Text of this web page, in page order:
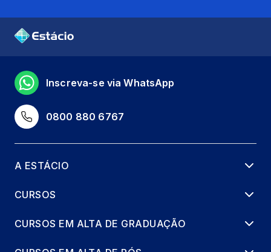
0800 880 6767
Inscreva-se via WhatsApp
A ESTÁCIO
CURSOS
CURSOS EM ALTA DE GRADUAÇÃO